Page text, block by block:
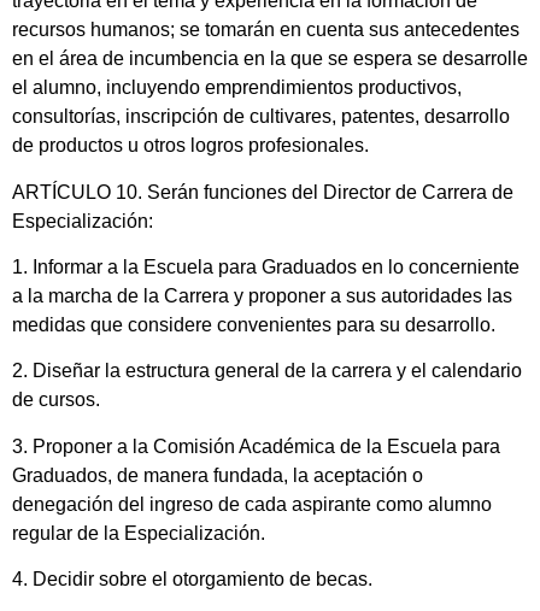
recursos humanos; se tomarán en cuenta sus antecedentes
en el área de incumbencia en la que se espera se desarrolle
el alumno, incluyendo emprendimientos productivos,
consultorías, inscripción de cultivares, patentes, desarrollo
de productos u otros logros profesionales.
ARTÍCULO 10. Serán funciones del Director de Carrera de
Especialización:
1. Informar a la Escuela para Graduados en lo concerniente
a la marcha de la Carrera y proponer a sus autoridades las
medidas que considere convenientes para su desarrollo.
2. Diseñar la estructura general de la carrera y el calendario
de cursos.
3. Proponer a la Comisión Académica de la Escuela para
Graduados, de manera fundada, la aceptación o
denegación del ingreso de cada aspirante como alumno
regular de la Especialización.
4. Decidir sobre el otorgamiento de becas.